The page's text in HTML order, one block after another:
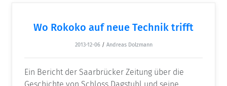
Wo Rokoko auf neue Technik trifft
2013-12-06 / Andreas Dolzmann
Ein Bericht der Saarbrücker Zeitung über die